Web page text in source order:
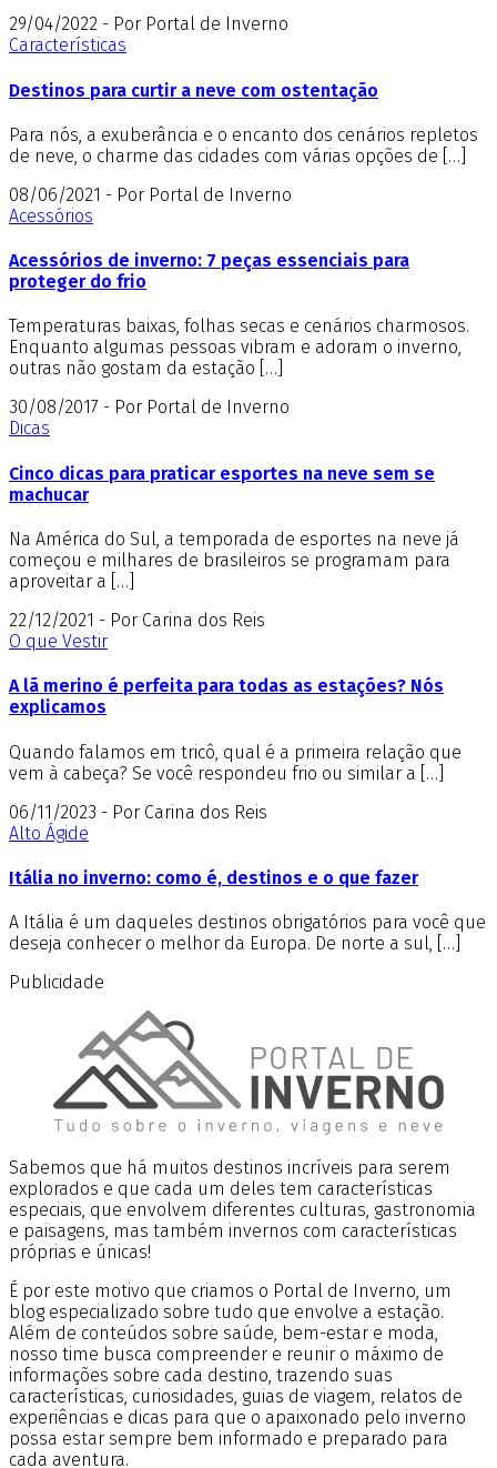
29/04/2022 - Por Portal de Inverno
Características
Destinos para curtir a neve com ostentação
Para nós, a exuberância e o encanto dos cenários repletos
de neve, o charme das cidades com várias opções de […]
08/06/2021 - Por Portal de Inverno
Acessórios
Acessórios de inverno: 7 peças essenciais para
proteger do frio
Temperaturas baixas, folhas secas e cenários charmosos.
Enquanto algumas pessoas vibram e adoram o inverno,
outras não gostam da estação […]
30/08/2017 - Por Portal de Inverno
Dicas
Cinco dicas para praticar esportes na neve sem se
machucar
Na América do Sul, a temporada de esportes na neve já
começou e milhares de brasileiros se programam para
aproveitar a […]
22/12/2021 - Por Carina dos Reis
O que Vestir
A lã merino é perfeita para todas as estações? Nós
explicamos
Quando falamos em tricô, qual é a primeira relação que
vem à cabeça? Se você respondeu frio ou similar a […]
06/11/2023 - Por Carina dos Reis
Alto Ágide
Itália no inverno: como é, destinos e o que fazer
A Itália é um daqueles destinos obrigatórios para você que
deseja conhecer o melhor da Europa. De norte a sul, […]
Publicidade
Sabemos que há muitos destinos incríveis para serem
explorados e que cada um deles tem características
especiais, que envolvem diferentes culturas, gastronomia
e paisagens, mas também invernos com características
próprias e únicas!
É por este motivo que criamos o Portal de Inverno, um
blog especializado sobre tudo que envolve a estação.
Além de conteúdos sobre saúde, bem-estar e moda,
nosso time busca compreender e reunir o máximo de
informações sobre cada destino, trazendo suas
características, curiosidades, guias de viagem, relatos de
experiências e dicas para que o apaixonado pelo inverno
possa estar sempre bem informado e preparado para
cada aventura.